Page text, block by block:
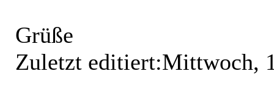
Grüße
Zuletzt editiert:Mittwoch,